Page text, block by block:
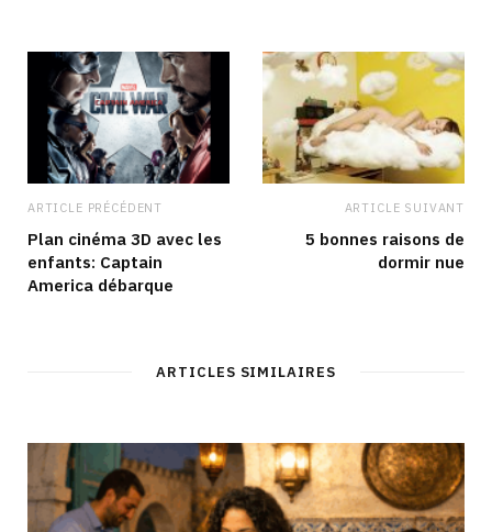
ARTICLE PRÉCÉDENT
Plan cinéma 3D avec les
enfants: Captain
America débarque
ARTICLE SUIVANT
5 bonnes raisons de
dormir nue
ARTICLES SIMILAIRES